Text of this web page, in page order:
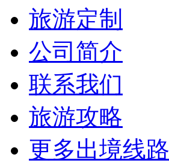
旅游定制
公司简介
联系我们
旅游攻略
更多出境线路